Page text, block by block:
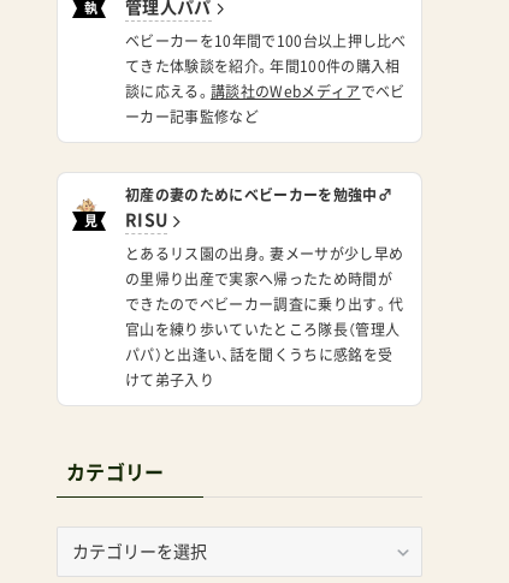
執
管理人パパ
ベビーカーを10年間で100台以上押し比べ
てきた体験談を紹介。年間100件の購入相
談に応える。講談社のWebメディア でベビ
ーカー記事監修など
見
初産の妻のためにベビーカーを勉強中♂
RISU
とあるリス園の出身。妻メーサが少し早め
の里帰り出産で実家へ帰ったため時間が
できたのでベビーカー調査に乗り出す。代
官山を練り歩いていたところ隊長（管理人
パパ）と出逢い、話を聞くうちに感銘を受
けて弟子入り
カテゴリー